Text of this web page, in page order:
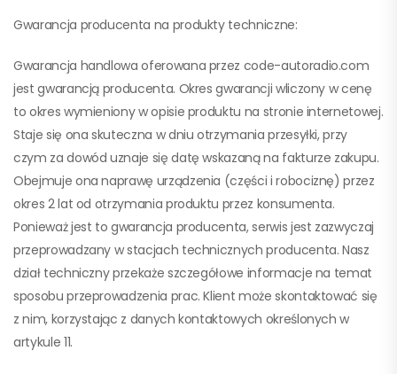
Gwarancja producenta na produkty techniczne:
Gwarancja handlowa oferowana przez code-autoradio.com
jest gwarancją producenta. Okres gwarancji wliczony w cenę
to okres wymieniony w opisie produktu na stronie internetowej.
Staje się ona skuteczna w dniu otrzymania przesyłki, przy
czym za dowód uznaje się datę wskazaną na fakturze zakupu.
Obejmuje ona naprawę urządzenia (części i robociznę) przez
okres 2 lat od otrzymania produktu przez konsumenta.
Ponieważ jest to gwarancja producenta, serwis jest zazwyczaj
przeprowadzany w stacjach technicznych producenta. Nasz
dział techniczny przekaże szczegółowe informacje na temat
sposobu przeprowadzenia prac. Klient może skontaktować się
z nim, korzystając z danych kontaktowych określonych w
artykule 11.